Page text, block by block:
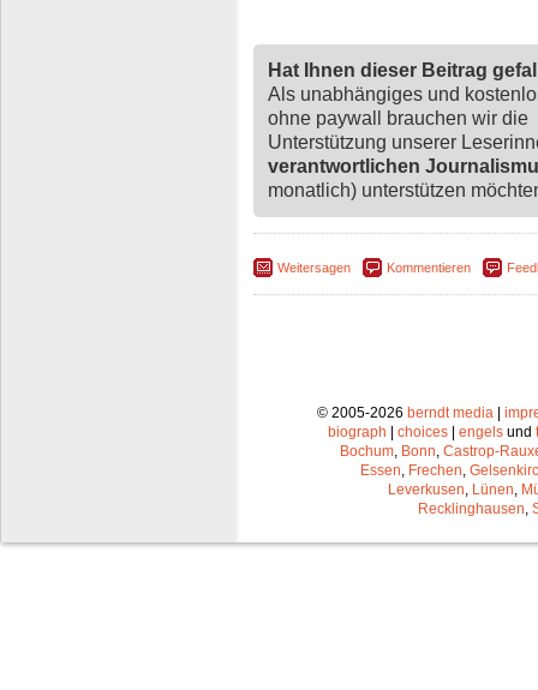
Hat Ihnen dieser Beitrag
Als unabhängiges und
ohne paywall brauchen wir die
Unterstützung unserer
verantwortlichen
monatlich) unterstützen
Weitersagen Kommentieren
© 2005-2026 berndt media |
biograph | choices | engels und
Bochum Bonn Castrop-
Essen Frechen
Leverkusen Lünen
Recklinghausen